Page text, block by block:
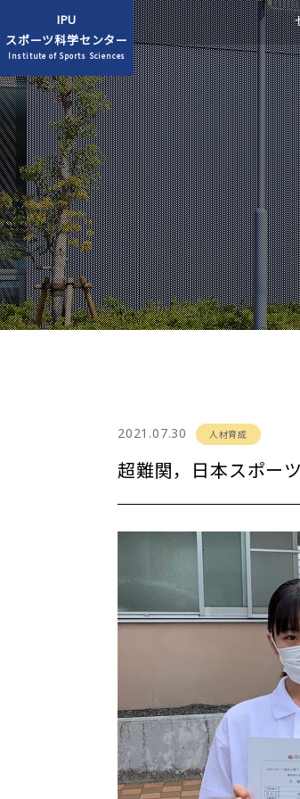
IPU
スポーツ科学センター
Institute of Sports Sciences
2021.07.30 人材育成
超難関，日本スポー